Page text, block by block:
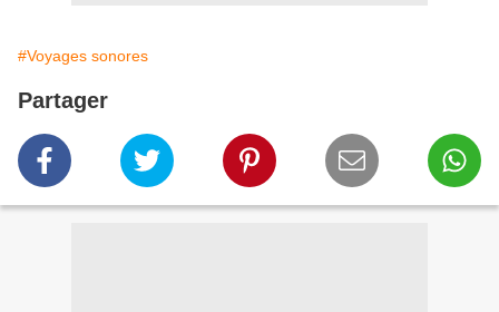
#Voyages sonores
Partager